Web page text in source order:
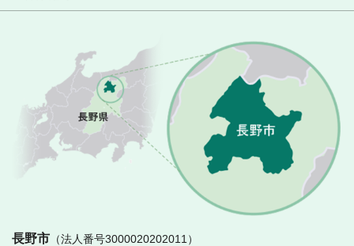
長野市 （法人番号3000020202011）